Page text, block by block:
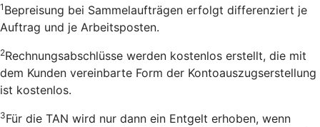
1 Bepreisung bei Sammelaufträgen erfolgt differenziert je
Auftrag und je Arbeitsposten.
2Rechnungsabschlüsse werden kostenlos erstellt, die mit
dem Kunden vereinbarte Form der Kontoauszugserstellung
ist kostenlos.
3Für die TAN wird nur dann ein Entgelt erhoben, wenn